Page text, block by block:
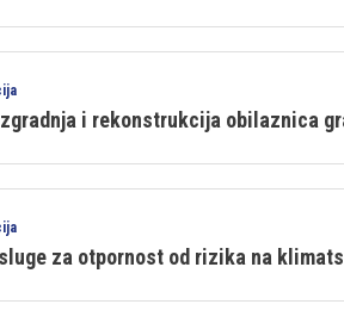
i rekonstrukcija obilaznica
za otpornost od rizika na